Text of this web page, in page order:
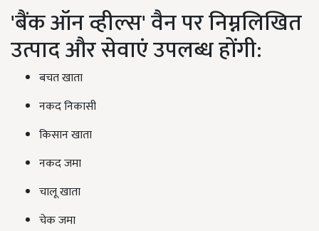
'बैंक ऑन व्हील्स' वैन पर निम्नलिखित
उत्पाद और सेवाएं उपलब्ध होंगी:
बचत खाता
नकद निकासी
किसान खाता
नकद जमा
चालू खाता
चेक जमा